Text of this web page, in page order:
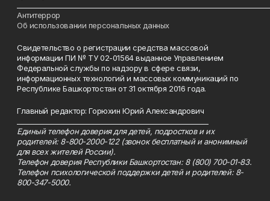
Антитеррор
Об использовании персональных данных
Свидетельство о регистрации средства массовой
информации ПИ № ТУ 02-01564 выданное Управлением
Федеральной службы по надзору в сфере связи,
информационных технологий и массовых коммуникаций по
Республике Башкортостан от 31 октября 2016 года.
Главный редактор: Горюхин Юрий Александрович
Единый телефон доверия для детей, подростков и их
родителей: 8-800-2000-122 (звонок бесплатный и анонимный
для всех жителей России).
Телефон доверия Республики Башкортостан: 8 (800) 700-01-83.
Телефон психологической поддержки детей и родителей: 8-
800-347-5000.